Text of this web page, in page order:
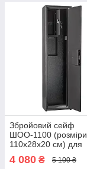
Збройовий сейф
ШОО-1100 (розміри
110х28х20 см) для
надійного захисту
виконаний у чорному
4 080 ₴ 5 100 ₴